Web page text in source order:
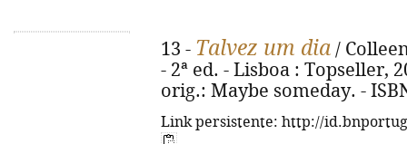
13 - Talvez um dia /
- 2ª ed. - Lisboa : Topseller,
orig.: Maybe someday. -
Link persistente: http://